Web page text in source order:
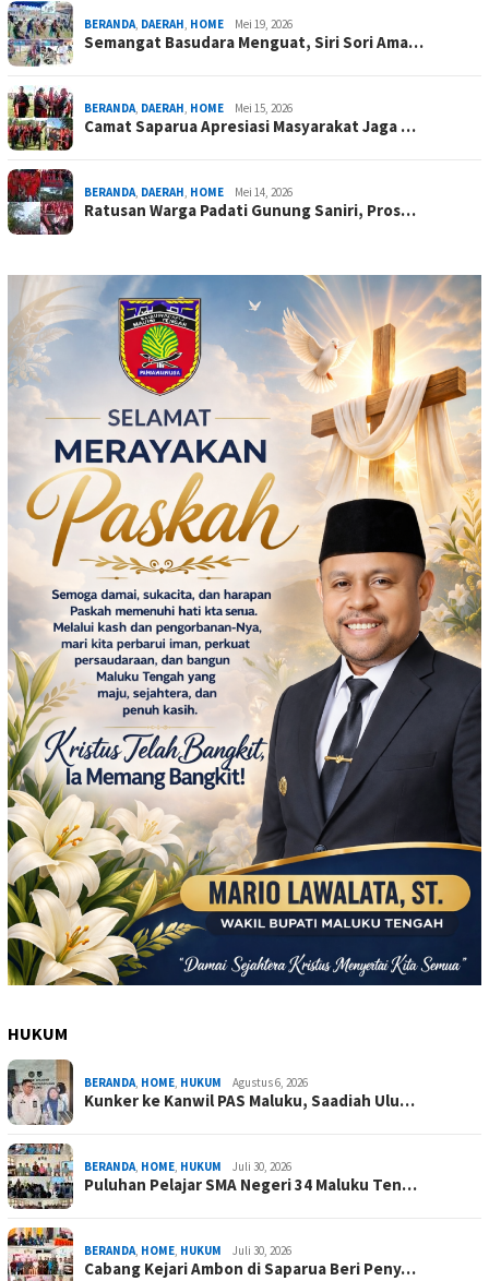
BERANDA, DAERAH, HOME Mei 19, 2026
Semangat Basudara Menguat, Siri Sori Ama…
BERANDA, DAERAH, HOME Mei 15, 2026
Camat Saparua Apresiasi Masyarakat Jaga …
BERANDA, DAERAH, HOME Mei 14, 2026
Ratusan Warga Padati Gunung Saniri, Pros…
HUKUM
BERANDA, HOME, HUKUM Agustus 6, 2026
Kunker ke Kanwil PAS Maluku, Saadiah Ulu…
BERANDA, HOME, HUKUM Juli 30, 2026
Puluhan Pelajar SMA Negeri 34 Maluku Ten…
BERANDA, HOME, HUKUM Juli 30, 2026
Cabang Kejari Ambon di Saparua Beri Peny…